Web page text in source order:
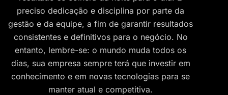
preciso dedicação e disciplina por parte da
gestão e da equipe, a fim de garantir resultados
consistentes e definitivos para o negócio. No
entanto, lembre-se: o mundo muda todos os
dias, sua empresa sempre terá que investir em
conhecimento e em novas tecnologias para se
manter atual e competitiva.